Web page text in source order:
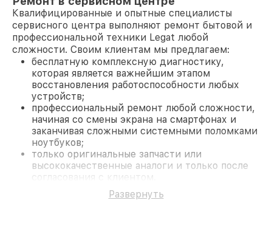
Квалифицированные и опытные специалисты
сервисного центра выполняют ремонт бытовой и
профессиональной техники Legat любой
сложности. Своим клиентам мы предлагаем:
бесплатную комплексную диагностику,
которая является важнейшим этапом
восстановления работоспособности любых
устройств;
профессиональный ремонт любой сложности,
начиная со смены экрана на смартфонах и
заканчивая сложными системными поломками
ноутбуков;
только оригинальные запчасти или
высококачественные аналоги и только после
согласования с клиентом.
На все работы и замененные комплектующие
предоставляется длительная гарантия. В случае
Развернуть